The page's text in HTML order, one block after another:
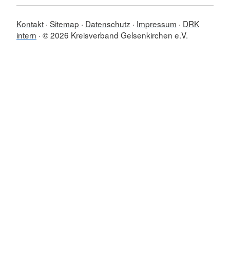
Kontakt Sitemap Datenschutz Impressum
DRK
intern © 2026 Kreisverband Gelsenkirchen e.V.